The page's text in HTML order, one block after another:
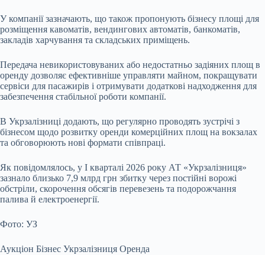
У компанії зазначають, що також пропонують бізнесу площі для
розміщення кавоматів, вендингових автоматів, банкоматів,
закладів харчування та складських приміщень.
Передача невикористовуваних або недостатньо задіяних площ в
оренду дозволяє ефективніше управляти майном, покращувати
сервіси для пасажирів і отримувати додаткові надходження для
забезпечення стабільної роботи компанії.
В Укрзалізниці додають, що регулярно проводять зустрічі з
бізнесом щодо розвитку оренди комерційних площ на вокзалах
та обговорюють нові формати співпраці.
Як повідомлялось, у І кварталі 2026 року АТ «Укрзалізниця»
зазнало близько 7,9 млрд грн збитку через постійні ворожі
обстріли, скорочення обсягів перевезень та подорожчання
палива й електроенергії.
Фото: УЗ
Аукціон Бізнес Укрзалізниця Оренда